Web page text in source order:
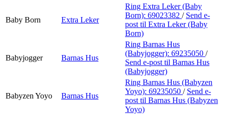
Baby Born Extra Leker
Ring Extra Leker (Baby
Born): 69023382 / Send e-
post til Extra Leker (Baby
Born)
Babyjogger Barnas Hus
Ring Barnas Hus
(Babyjogger): 69235050 /
Send e-post til Barnas Hus
(Babyjogger)
Babyzen Yoyo Barnas Hus
Ring Barnas Hus (Babyzen
Yoyo): 69235050 / Send e-
post til Barnas Hus (Babyzen
Yoyo)